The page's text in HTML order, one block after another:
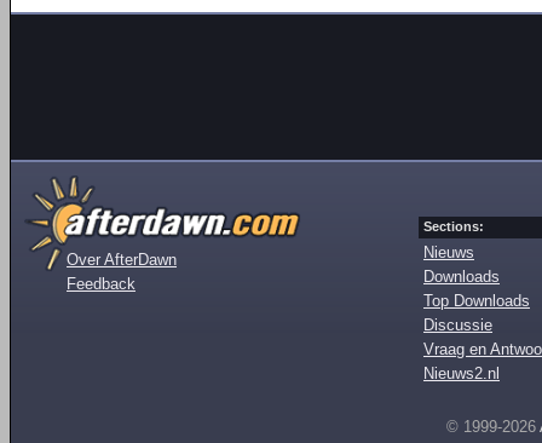
Over AfterDawn
Feedback
Sections:
Nieuws
Downloads
Top Downloads
Discussie
Vraag en
Nieuws2.nl
© 1999-2026